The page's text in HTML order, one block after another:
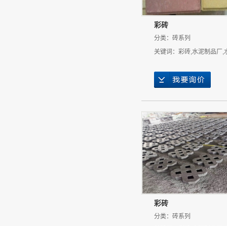
彩砖
分类： 砖系列
关键词： 彩砖,水泥制品厂 ,
彩砖
分类： 砖系列